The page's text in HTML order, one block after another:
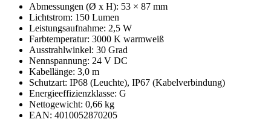
Abmessungen (Ø x H): 53 × 87 mm
Lichtstrom: 150 Lumen
Leistungsaufnahme: 2,5 W
Farbtemperatur: 3000 K warmweiß
Ausstrahlwinkel: 30 Grad
Nennspannung: 24 V DC
Kabellänge: 3,0 m
Schutzart: IP68 (Leuchte), IP67 (Kabelverbindung)
Energieeffizienzklasse: G
Nettogewicht: 0,66 kg
EAN: 4010052870205